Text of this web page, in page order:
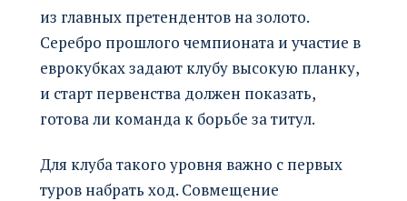
из главных претендентов на золото.
Серебро прошлого чемпионата и участие в
еврокубках задают клубу высокую планку,
и старт первенства должен показать,
готова ли команда к борьбе за титул.
Для клуба такого уровня важно с первых
туров набрать ход. Совмещение